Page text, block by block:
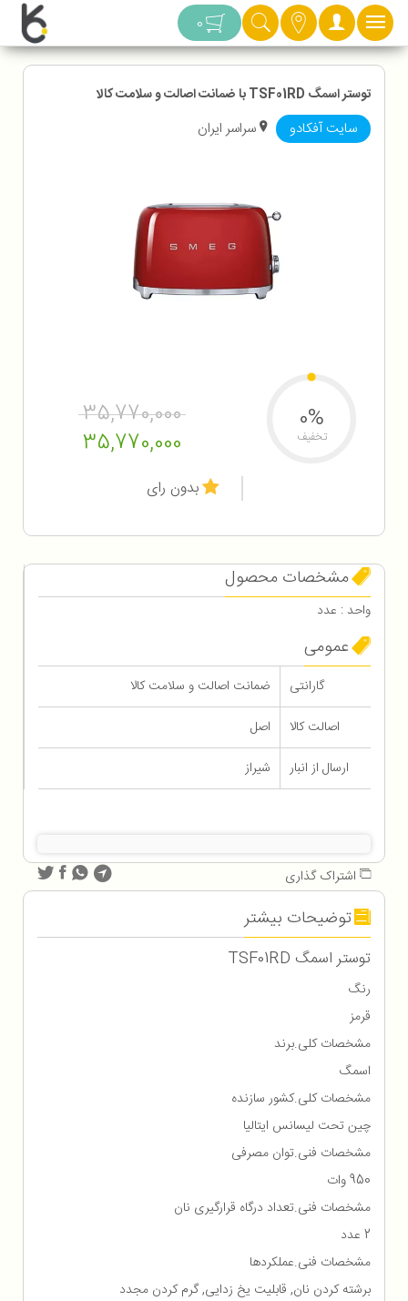
دسته بندی 0
توستر اسمگ TSF01RD با ضمانت اصالت و سلامت کالا
سایت آفکادو سراسر ایران
35,770,000
35,770,000
0%
تخفیف
بدون رای
مشخصات محصول
واحد : عدد
عمومی
گارانتی
ضمانت اصالت و سلامت کالا
اصالت کالا
اصل
ارسال از انبار
شیراز
اشتراک گذاری
توضیحات بیشتر
توستر اسمگ TSF01RD
رنگ
قرمز
مشخصات کلی.برند
اسمگ
مشخصات کلی.کشور سازنده
چین تحت لیسانس ایتالیا
مشخصات فنی.توان مصرفی
950 وات
مشخصات فنی.تعداد درگاه قرارگیری نان
2 عدد
مشخصات فنی.عملکردها
برشته کردن نان, قابلیت یخ زدایی, گرم کردن مجدد